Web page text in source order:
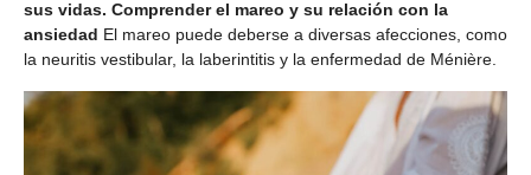
sus vidas. Comprender el mareo y su relación con la
ansiedad El mareo puede deberse a diversas afecciones, como
la neuritis vestibular, la laberintitis y la enfermedad de Ménière.